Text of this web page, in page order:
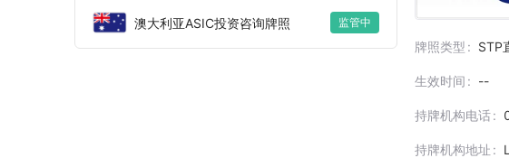
澳大利亚ASIC投资咨询牌照 监管中
牌照类型 STP
生效时间 --
持牌机构电话
持牌机构地址